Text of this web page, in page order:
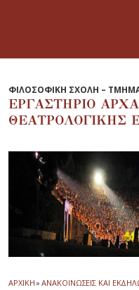
ΦΙΛΟΣΟΦΙΚΗ ΣΧΟΛΗ –
ΕΡΓΑΣΤΗΡΙΟ
ΘΕΑΤΡΟΛΟΓΙΚΗΣ
ΑΡΧΙΚΗ» ΑΝΑΚΟΙΝΩΣΕΙΣ ΚΑΙ